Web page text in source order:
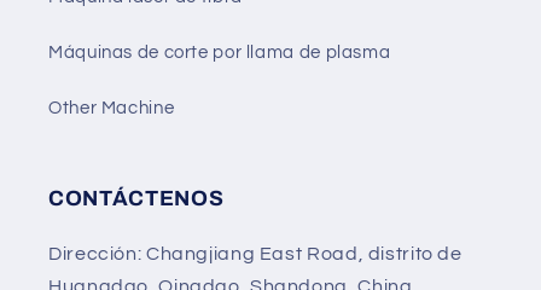
Máquinas de corte por llama de plasma
Other Machine
CONTÁCTENOS
Dirección: Changjiang East Road, distrito de